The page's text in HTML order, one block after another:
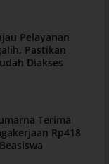
Pelayanan
Pastikan
Diakses
Terima
Rp418